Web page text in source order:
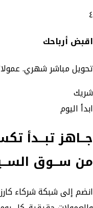
٤
اقبض أرباحك
تحويل مباشر شهري.
شريك
ابدأ اليوم
جــاهز تبــدأ
من ســوق
انضم إلى شبكة شركاء